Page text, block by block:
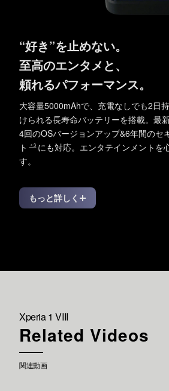
“好き”を止めない。
至高のエンタメと、
頼れるパフォーマンス。
大容量5000mAhで、充電なしでも2日
けられる長寿命バッテリーを搭載。最
4回のOSバージョンアップ&6年間のセ
ト
＊3 にも対応。 エンタテインメントを
す。
もっと詳しく
Xperia 1 VIII
Related Videos
関連動画